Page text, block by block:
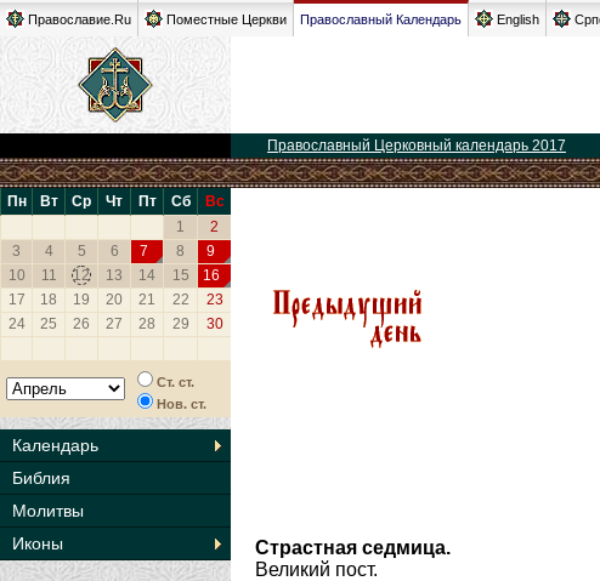
Православие.Ru Поместные Церкви Православный Календарь English
Православный Церковный календарь 2017
Пн Вт Ср Чт Пт Сб
Вс
1
2
3
4 5 6 7 8
9
10
11 12 13 14 15
16
17
18 19 20 21 22
23
24
25 26 27 28 29 30
Ст. ст.
Нов. ст.
Календарь
Библия
Молитвы
Иконы
Страстная седмица.
Великий пост.